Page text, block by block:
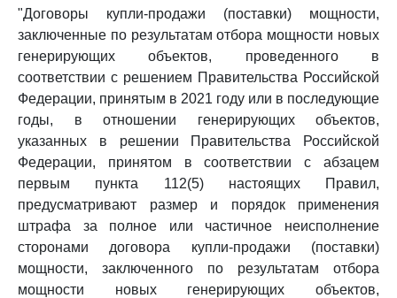
"Договоры купли-продажи (поставки) мощности,
заключенные по результатам отбора мощности новых
генерирующих объектов, проведенного в
соответствии с решением Правительства Российской
Федерации, принятым в 2021 году или в последующие
годы, в отношении генерирующих объектов,
указанных в решении Правительства Российской
Федерации, принятом в соответствии с абзацем
первым пункта 112(5) настоящих Правил,
предусматривают размер и порядок применения
штрафа за полное или частичное неисполнение
сторонами договора купли-продажи (поставки)
мощности, заключенного по результатам отбора
мощности новых генерирующих объектов,